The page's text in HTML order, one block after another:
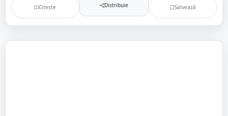
Citește Distribuie Salvează